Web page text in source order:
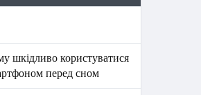
шкідливо користуватися
перед сном